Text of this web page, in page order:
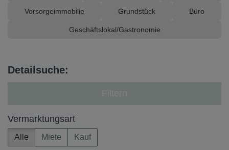
Vorsorgeimmobilie Grundstück Büro
Geschäftslokal/Gastronomie
Detailsuche:
Vermarktungsart
Alle Miete Kauf